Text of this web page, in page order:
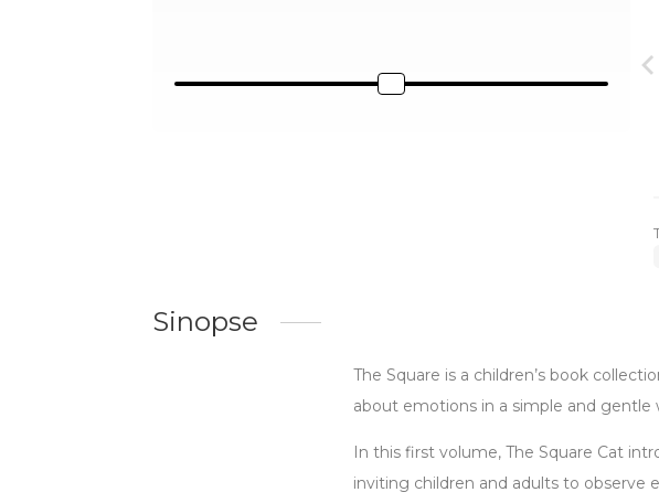
Sinopse
The Square is a children’s book
about emotions in a simple and gentle
In this first volume, The Square Cat
inviting children and adults to observe